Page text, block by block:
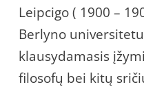
Leipcigo ( 1900 –
Berlyno
klausydamasis
filosofų bei kitų